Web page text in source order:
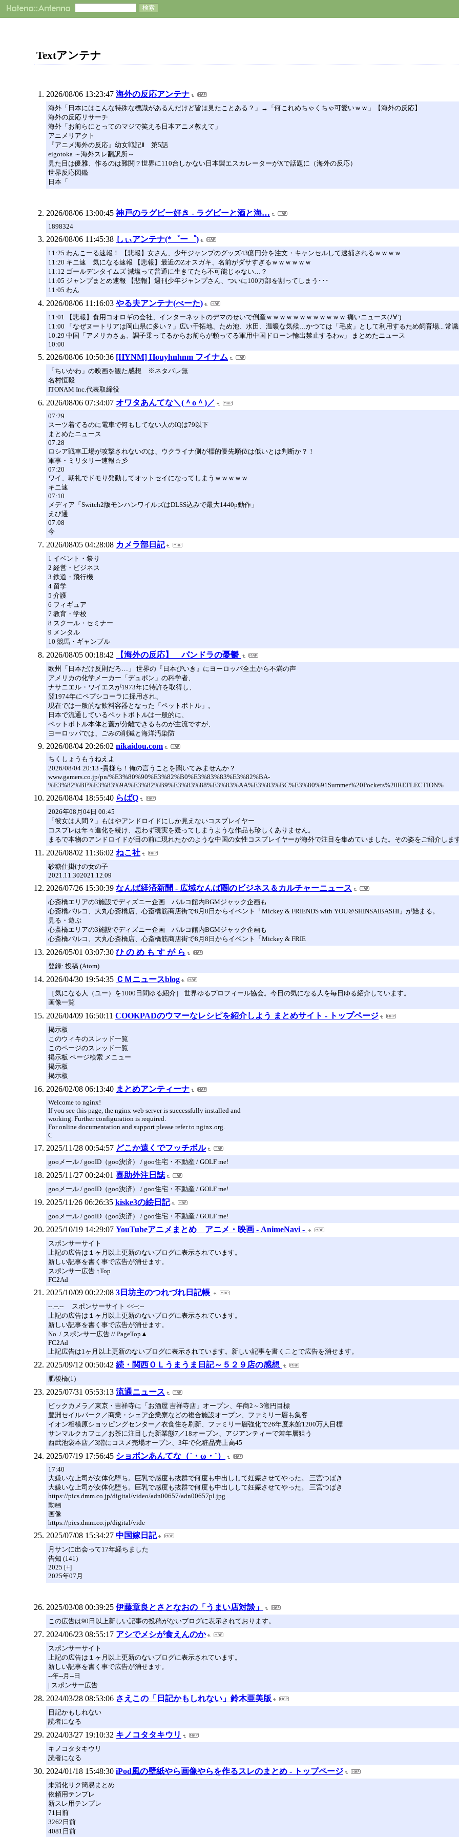
Textアンテナ
2026/08/06 13:23:47 海外の反応アンテナ
海外「日本にはこんな特殊な標識があるんだけど皆は見たことある？」→「何これめちゃくちゃ可愛いｗｗ」【海外の反応】
海外の反応リサーチ
海外「お前らにとってのマジで笑える日本アニメ教えて」
アニメリアクト
『アニメ海外の反応』幼女戦記Ⅱ 第5話
eigotoka ～海外スレ翻訳所～
見た目は優雅、作るのは難関？世界に110台しかない日本製エスカレーターがXで話題に（海外の反応）
世界反応図鑑
日本「
2026/08/06 13:00:45 神戸のラグビー好き - ラグビーと酒と海…
1898324
2026/08/06 11:45:38 しぃアンテナ(*゜ー゜)
11:25 わんこーる速報！ 【悲報】女さん、少年ジャンプのグッズ43億円分を注文・キャンセルして逮捕されるｗｗｗｗ
11:20 キニ速 気になる速報 【悲報】最近のZオスガキ、名前がダサすぎるｗｗｗｗｗｗ
11:12 ゴールデンタイムズ 減塩って普通に生きてたら不可能じゃない…？
11:05 ジャンプまとめ速報 【悲報】週刊少年ジャンプさん、ついに100万部を割ってしまう･･･
11:05 わん
2026/08/06 11:16:03 やる夫アンテナ(べーた)
11:01 【悲報】食用コオロギの会社、インターネットのデマのせいで倒産ｗｗｗｗｗｗｗｗｗｗｗｗ 痛いニュース(ﾉ∀`)
11:00 「なぜヌートリアは岡山県に多い？」広い干拓地、ため池、水田、温暖な気候…かつては「毛皮」として利用するため飼育場... 常
10:29 中国「アメリカさぁ、調子乗ってるからお前らが頼ってる軍用中国ドローン輸出禁止するわw」 まとめたニュース
10:00
2026/08/06 10:50:36 [HYNM] Houyhnhnm フイナム
「ちいかわ」の映画を観た感想 ※ネタバレ無
名村恒毅
ITONAM Inc.代表取締役
2026/08/06 07:34:07 オワタあんてな＼(＾o＾)／
07:29
スーツ着てるのに電車で何もしてない人のIQは79以下
まとめたニュース
07:28
ロシア戦車工場が攻撃されないのは、ウクライナ側が標的優先順位は低いとは判断か？！
軍事・ミリタリー速報☆彡
07:20
ワイ、朝礼でドモり発動してオットセイになってしまうｗｗｗｗｗ
キニ速
07:10
メディア「Switch2版モンハンワイルズはDLSS込みで最大1440p動作」
えび通
07:08
今
2026/08/05 04:28:08 カメラ部日記
1 イベント・祭り
2 経営・ビジネス
3 鉄道・飛行機
4 留学
5 介護
6 フィギュア
7 教育・学校
8 スクール・セミナー
9 メンタル
10 競馬・ギャンブル
2026/08/05 00:18:42 【海外の反応】 パンドラの憂鬱
欧州「日本だけ反則だろ…」 世界の『日本びいき』にヨーロッパ全土から不満の声
アメリカの化学メーカー「デュポン」の科学者、
ナサニエル・ワイエスが1973年に特許を取得し、
翌1974年にペプシコーラに採用され、
現在では一般的な飲料容器となった「ペットボトル」。
日本で流通しているペットボトルは一般的に、
ペットボトル本体と蓋が分離できるものが主流ですが、
ヨーロッパでは、ごみの削減と海洋汚染防
2026/08/04 20:26:02 nikaidou.com
ちくしょうもうねえよ
2026/08/04 20:13 -貴様ら！俺の言うことを聞いてみませんか？
www.gamers.co.jp/pn/%E3%80%90%E3%82%B0%E3%83%83%E3%82%BA-
%E3%82%BF%E3%83%9A%E3%82%B9%E3%83%88%E3%83%AA%E3%83%BC%E3%80%91Summer%20Pockets%20REFLECTION%
2026/08/04 18:55:40 らばQ
2026年08月04日 00:45
「彼女は人間？」もはやアンドロイドにしか見えないコスプレイヤー
コスプレは年々進化を続け、思わず現実を疑ってしまうような作品も珍しくありません。
まるで本物のアンドロイドが目の前に現れたかのような中国の女性コスプレイヤーが海外で注目を集めていました。その姿をご紹介しま
2026/08/02 11:36:02 ねこ社
砂糖仕掛けの女の子
2021.11.302021.12.09
2026/07/26 15:30:39 なんば経済新聞 - 広域なんば圏のビジネス＆カルチャーニュース
心斎橋エリアの3施設でディズニー企画 パルコ館内BGMジャック企画も
心斎橋パルコ、大丸心斎橋店、心斎橋筋商店街で8月8日からイベント「Mickey & FRIENDS with YOU＠SHINSAIBASHI」が始まる。
見る・遊ぶ
心斎橋エリアの3施設でディズニー企画 パルコ館内BGMジャック企画も
心斎橋パルコ、大丸心斎橋店、心斎橋筋商店街で8月8日からイベント「Mickey & FRIE
2026/05/01 03:07:30 ひ の め も す が ら
登録: 投稿 (Atom)
2026/04/30 19:54:35 ＣＭニュースblog
［気になる人（ユー）を1000日間ゆる紹介］ 世界ゆるプロフィール協会。今日の気になる人を毎日ゆる紹介しています。
画像一覧
2026/04/09 16:50:11 COOKPADのウマーなレシピを紹介しよう まとめサイト - トップページ
掲示板
このウィキのスレッド一覧
このページのスレッド一覧
掲示板 ページ検索 メニュー
掲示板
掲示板
2026/02/08 06:13:40 まとめアンティーナ
Welcome to nginx!
If you see this page, the nginx web server is successfully installed and
working. Further configuration is required.
For online documentation and support please refer to nginx.org.
C
2025/11/28 00:54:57 どこか遠くでフッチボル
gooメール / gooID（goo決済） / goo住宅・不動産 / GOLF me!
2025/11/27 00:24:01 喜助外注日誌
gooメール / gooID（goo決済） / goo住宅・不動産 / GOLF me!
2025/11/26 06:26:35 kiske3の絵日記
gooメール / gooID（goo決済） / goo住宅・不動産 / GOLF me!
2025/10/19 14:29:07 YouTubeアニメまとめ アニメ・映画 - AnimeNavi -
スポンサーサイト
上記の広告は１ヶ月以上更新のないブログに表示されています。
新しい記事を書く事で広告が消せます。
スポンサー広告 ↑Top
FC2Ad
2025/10/09 00:22:08 3日坊主のつれづれ日記帳
--.--.-- スポンサーサイト <<--:--
上記の広告は１ヶ月以上更新のないブログに表示されています。
新しい記事を書く事で広告が消せます。
No. / スポンサー広告 // PageTop▲
FC2Ad
上記広告は1ヶ月以上更新のないブログに表示されています。新しい記事を書くことで広告を消せます。
2025/09/12 00:50:42 続・関西ＯＬうまうま日記～５２９店の感想
肥後橋(1)
2025/07/31 05:53:13 流通ニュース
ビックカメラ／東京・吉祥寺に「お酒屋 吉祥寺店」オープン、年商2～3億円目標
豊洲セイルパーク／商業・シェア企業寮などの複合施設オープン、ファミリー層も集客
イオン相模原ショッピングセンター／衣食住を刷新、ファミリー層強化で26年度来館1200万人目標
サンマルクカフェ／お茶に注目した新業態7／18オープン、アジアンティーで若年層狙う
西武池袋本店／3階にコスメ売場オープン、3年で化粧品売上高45
2025/07/19 17:56:45 ショボンあんてな（´・ω・`）
17:40
大嫌いな上司が女体化堕ち。巨乳で感度も抜群で何度も中出しして妊娠させてやった。 三宮つばき
大嫌いな上司が女体化堕ち。巨乳で感度も抜群で何度も中出しして妊娠させてやった。 三宮つばき
https://pics.dmm.co.jp/digital/video/adn00657/adn00657pl.jpg
動画
画像
https://pics.dmm.co.jp/digital/vide
2025/07/08 15:34:27 中国嫁日記
月サンに出会って17年経ちました
告知 (141)
2025 [+]
2025年07月
2025/03/08 00:39:25 伊藤章良とさとなおの「うまい店対談」
この広告は90日以上新しい記事の投稿がないブログに表示されております。
2024/06/23 08:55:17 アシでメシが食えんのか
スポンサーサイト
上記の広告は１ヶ月以上更新のないブログに表示されています。
新しい記事を書く事で広告が消せます。
--年--月--日
| スポンサー広告
2024/03/28 08:53:06 さえこの「日記かもしれない」鈴木亜美版
日記かもしれない
読者になる
2024/03/27 19:10:32 キノコタタキウリ
キノコタタキウリ
読者になる
2024/01/18 15:48:30 iPod風の壁紙やら画像やらを作るスレのまとめ - トップページ
未消化リク簡易まとめ
依頼用テンプレ
新スレ用テンプレ
71日前
3262日前
4081日前